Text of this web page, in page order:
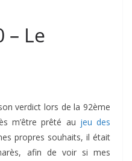
– Le
verdict lors de la 92ème
m’être prêté au jeu des
propres souhaits, il était
afin de voir si mes